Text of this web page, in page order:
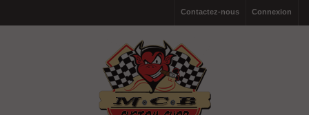
Connexion
Contactez-nous